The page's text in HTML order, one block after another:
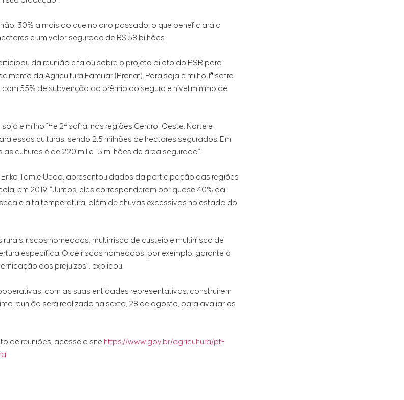
30% a mais do que no ano passado, o que beneficiará a
e um valor segurado de R$ 58 bilhões.
da reunião e falou sobre o projeto piloto do PSR para
da Agricultura Familiar (Pronaf). Para soja e milho 1ª safra
55% de subvenção ao prêmio do seguro e nível mínimo de
e milho 1ª e 2ª safra, nas regiões Centro-Oeste, Norte e
essas culturas, sendo 2,5 milhões de hectares segurados. Em
culturas é de 220 mil e 15 milhões de área segurada”.
Tamie Ueda, apresentou dados da participação das regiões
em 2019. “Juntos, eles corresponderam por quase 40% da
e alta temperatura, além de chuvas excessivas no estado do
riscos nomeados, multirrisco de custeio e multirrisco de
específica. O de riscos nomeados, por exemplo, garante o
dos prejuízos”, explicou.
com as suas entidades representativas, construírem
reunião será realizada na sexta, 28 de agosto, para avaliar os
de reuniões, acesse o site https://www.gov.br/agricultura/pt-